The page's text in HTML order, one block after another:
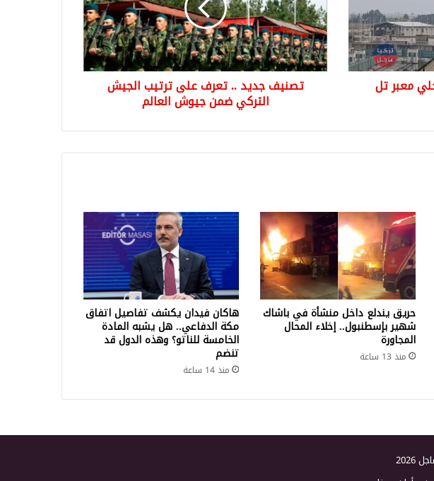
معبر تل
على
ترتيب
الجيش
التركي
ضمن
جيوشتصنيف جديد .. تعرف على ترتيب الجيش
التركي ضمن جيوش العالم
حريق يندلع داخل منشأة في باشاك
شهير بإسطنبول.. إخلاء المحال
المجاورة
منذ 13 ساعة
هاكان فيدان يكشف تفاصيل اتفاق
مكة الدفاعي.. هل يشبه المادة
الخامسة للناتو؟ وهذه الدول قد
تنضم
منذ 14 ساعة